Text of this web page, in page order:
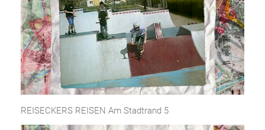
REISECKERS REISEN Am Stadtrand 5